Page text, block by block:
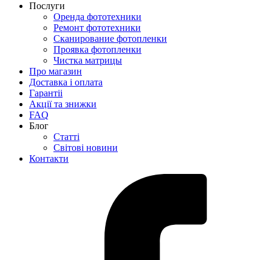
Послуги
Оренда фототехники
Ремонт фототехники
Сканирование фотопленки
Проявка фотопленки
Чистка матрицы
Про магазин
Доставка і оплата
Гарантіі
Акції та знижки
FAQ
Блог
Статті
Світові новини
Контакти